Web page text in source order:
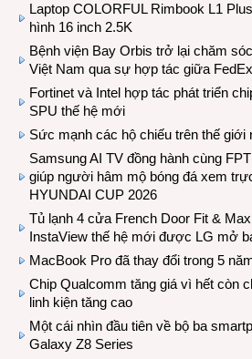
Laptop COLORFUL Rimbook L1
hình 16 inch 2.5K
Bệnh viện Bay Orbis trở lại chăm
Việt Nam qua sự hợp tác giữa
Fortinet và Intel hợp tác phát triển
SPU thế hệ mới
Sức mạnh các hộ chiếu trên thế giới
Samsung AI TV đồng hành cùng
giúp người hâm mộ bóng đá xem
HYUNDAI CUP 2026
Tủ lạnh 4 cửa French Door Fit &
InstaView thế hệ mới được LG mở
MacBook Pro đã thay đổi trong 5
Chip Qualcomm tăng giá vì hết còn
linh kiện tăng cao
Một cái nhìn đầu tiên về bộ ba
Galaxy Z8 Series